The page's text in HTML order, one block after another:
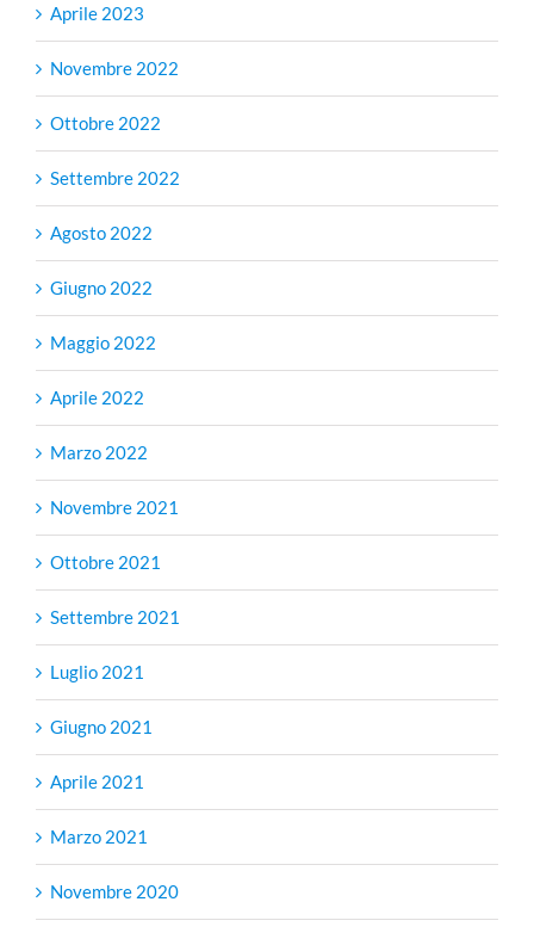
Aprile 2023
Novembre 2022
Ottobre 2022
Settembre 2022
Agosto 2022
Giugno 2022
Maggio 2022
Aprile 2022
Marzo 2022
Novembre 2021
Ottobre 2021
Settembre 2021
Luglio 2021
Giugno 2021
Aprile 2021
Marzo 2021
Novembre 2020